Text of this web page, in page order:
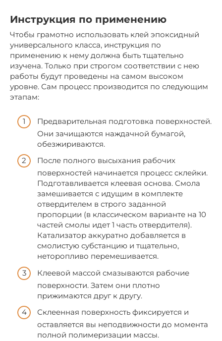
Инструкция по применению
Чтобы грамотно использовать клей эпоксидный
универсального класса, инструкция по
применению к нему должна быть тщательно
изучена. Только при строгом соответствии с нею
работы будут проведены на самом высоком
уровне. Сам процесс производится по следующим
этапам:
Предварительная подготовка поверхностей.
Они зачищаются наждачной бумагой,
обезжириваются.
После полного высыхания рабочих
поверхностей начинается процесс склейки.
Подготавливается клеевая основа. Смола
замешивается с идущим в комплекте
отвердителем в строго заданной
пропорции (в классическом варианте на 10
частей смолы идет 1 часть отвердителя).
Катализатор аккуратно добавляется в
смолистую субстанцию и тщательно,
неторопливо перемешивается.
Клеевой массой смазываются рабочие
поверхности. Затем они плотно
прижимаются друг к другу.
Склеенная поверхность фиксируется и
оставляется вы неподвижности до момента
полной полимеризации массы.